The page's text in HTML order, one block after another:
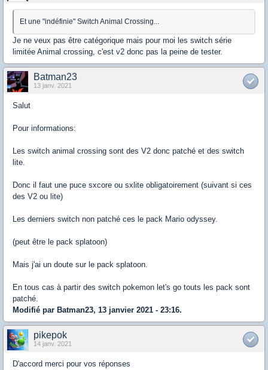
Et une "indéfinie" Switch Animal Crossing...
Je ne veux pas être catégorique mais pour moi les switch série
limitée Animal crossing, c'est v2 donc pas la peine de tester.
Batman23
13 janv. 2021
Salut
Pour informations:
Les switch animal crossing sont des V2 donc patché et des switch
lite.
Donc il faut une puce sxcore ou sxlite obligatoirement (suivant si ces
des V2 ou lite)
Les derniers switch non patché ces le pack Mario odyssey.
(peut être le pack splatoon)
Mais j'ai un doute sur le pack splatoon.
En tous cas à partir des switch pokemon let's go touts les pack sont
patché.
Modifié par Batman23, 13 janvier 2021 - 23:16.
pikepok
14 janv. 2021
D'accord merci pour vos réponses